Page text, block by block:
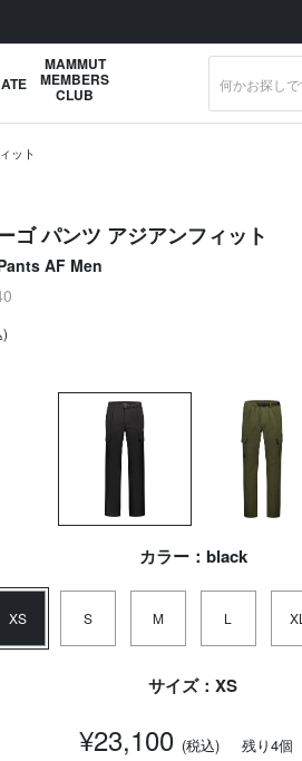
MAMMUT
MEMBERS
CLUB
ット
ゴ パンツ アジアンフィット
AF Men
カラー：black
XS S M L XL
サイズ：XS
¥23,100 (税込) 残り4個